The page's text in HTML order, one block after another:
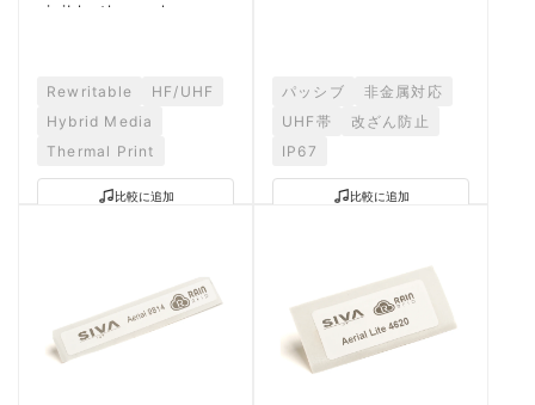
visible thermal
UHF (920MHz)
Rewritable
HF/UHF
Hybrid Media
Thermal Print
比較に追加
パッシブ
非金属対応
UHF帯
改ざん防止
IP67
比較に追加